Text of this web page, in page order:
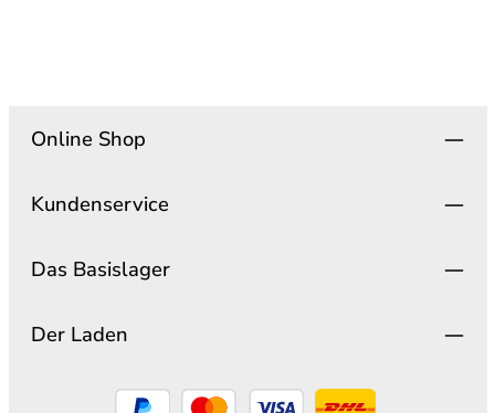
Online Shop
Kundenservice
Das Basislager
Der Laden